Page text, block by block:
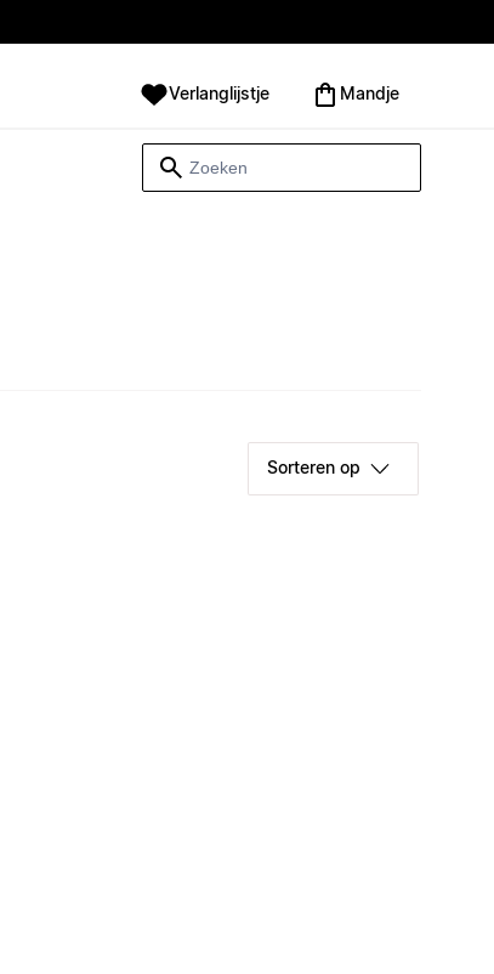
Verlanglijstje Mandje
Sorteren op